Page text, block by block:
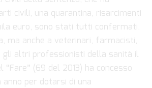
civili, una quarantina, risarcimenti
euro, sono stati tutti confermati.
ma anche a veterinari, farmacisti,
gli altri professionisti della sanità il
“Fare” (69 del 2013) ha concesso
anno per dotarsi di una